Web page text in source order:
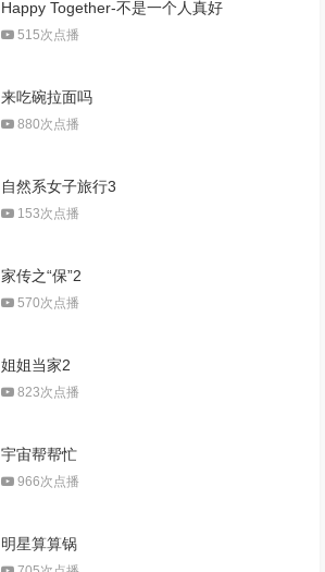
Happy Together-不是一个人真好
515次点播
来吃碗拉面吗
880次点播
自然系女子旅行3
153次点播
家传之“保”2
570次点播
姐姐当家2
823次点播
宇宙帮帮忙
966次点播
明星算算锅